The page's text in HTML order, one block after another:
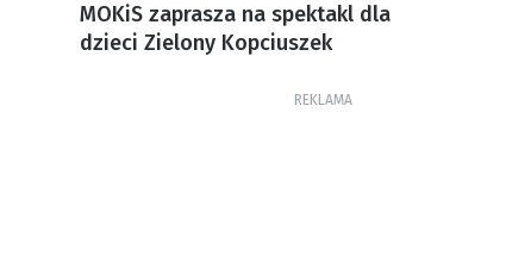
MOKiS zaprasza na spektakl dla
dzieci Zielony Kopciuszek
REKLAMA